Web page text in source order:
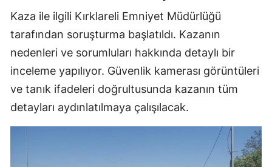
Kaza ile ilgili Kırklareli Emniyet Müdürlüğü
tarafından soruşturma başlatıldı. Kazanın
nedenleri ve sorumluları hakkında detaylı bir
inceleme yapılıyor. Güvenlik kamerası görüntüleri
ve tanık ifadeleri doğrultusunda kazanın tüm
detayları aydınlatılmaya çalışılacak.